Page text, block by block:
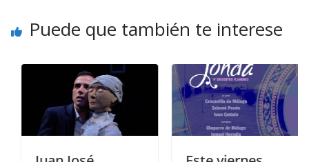
Puede que también te interese